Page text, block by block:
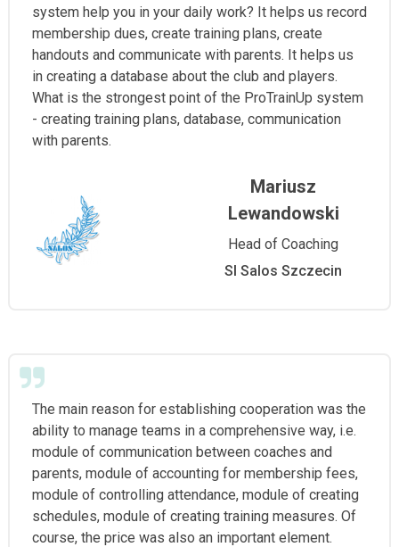
system help you in your daily work? It helps us record
membership dues, create training plans, create
handouts and communicate with parents. It helps us
in creating a database about the club and players.
What is the strongest point of the ProTrainUp system
- creating training plans, database, communication
with parents.
Mariusz
Lewandowski
Head of Coaching
Sl Salos Szczecin
The main reason for establishing cooperation was the
ability to manage teams in a comprehensive way, i.e.
module of communication between coaches and
parents, module of accounting for membership fees,
module of controlling attendance, module of creating
schedules, module of creating training measures. Of
course, the price was also an important element.